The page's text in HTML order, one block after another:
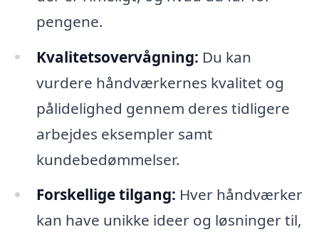
pengene.
Kvalitetsovervågning: Du kan
vurdere håndværkernes kvalitet og
pålidelighed gennem deres tidligere
arbejdes eksempler samt
kundebedømmelser.
Forskellige tilgang: Hver håndværker
kan have unikke ideer og løsninger til,